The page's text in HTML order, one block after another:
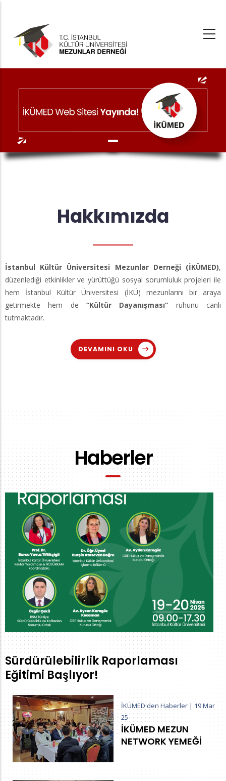
Hakkımızda
İstanbul Kültür Üniversitesi Mezunlar Derneği (İKÜMED),
düzenlediği etkinlikler ve yürüttüğü sosyal sorumluluk projeleri ile
hem İstanbul Kültür Üniversitesi (İKÜ) mezunlarını bir araya
getirmekte hem de “Kültür Dayanışması” ruhunu canlı
tutmaktadır.
DEVAMINI OKU
Haberler
Sürdürülebilirlik Raporlaması
Eğitimi Başlıyor!
İKÜMED'den Haberler |19 Mar
25
İKÜMED MEZUN
NETWORK YEMEĞİ